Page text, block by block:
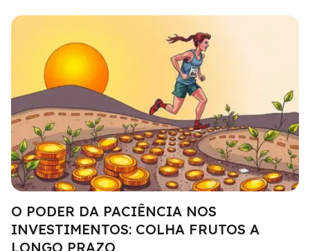
O PODER DA PACIÊNCIA NOS
INVESTIMENTOS: COLHA FRUTOS A
LONGO PRAZO